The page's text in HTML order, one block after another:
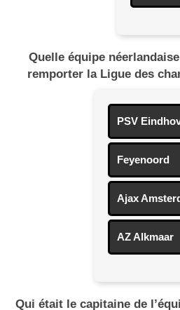
Quelle équipe
remporter la Ligue des
PSV
Feyenoord
Ajax
AZ Alkmaar
Qui était le capitaine de